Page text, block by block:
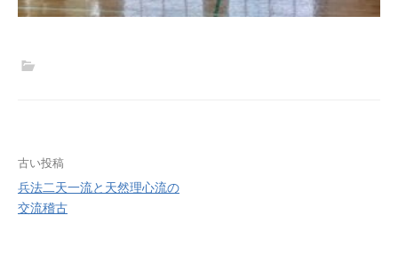
投
稿
古い投稿
兵法二天一流と天然理心流の
交流稽古